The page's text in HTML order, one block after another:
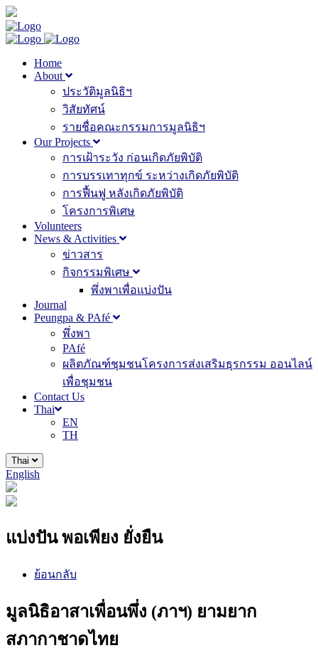
Home
About
ประวัติมูลนิธิฯ
วิสัยทัศน์
รายชื่อคณะกรรมการมูลนิธิฯ
Our Projects
การเฝ้าระวัง ก่อนเกิดภัยพิบัติ
การบรรเทาทุกข์ ระหว่างเกิดภัยพิบัติ
การฟื้นฟู หลังเกิดภัยพิบัติ
โครงการพิเศษ
Volunteers
News & Activities
ข่าวสาร
กิจกรรมพิเศษ
พึ่งพาเพื่อแบ่งปัน
Journal
Peungpa & PAfé
พึ่งพา
PAfé
ผลิตภัณฑ์ชุมชนโครงการส่งเสริมธุรกรรม ออนไลน์
เพื่อชุมชน
Contact Us
Thai
EN
TH
Thai
English
แบ่งปัน พอเพียง ยั่งยืน
ย้อนกลับ
มูลนิธิอาสาเพื่อนพึ่ง (ภาฯ) ยามยาก
สภากาชาดไทย